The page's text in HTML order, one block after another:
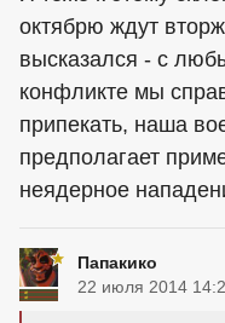
октябрю ждут
высказался - с
конфликте мы
припекать, наша
предполагает
неядерное
Папакико
22 июля 2014